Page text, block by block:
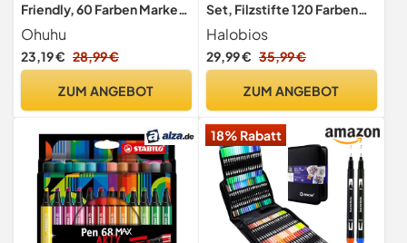
Friendly, 60 Farben Marker
auf Wasserbasis,
Doppelspitzige Filzstifte
Set für Erwachsene,
Skizze Journal, Geruchlos &
Ohuhu
23,19 € 28,99 €
ZUM ANGEBOT
Set, Filzstifte 120 Farben
Pinselstifte Marker Aquarell
Stifte Für Kinder und
Erwachsene, Ausgestattet
Lagerbasis
Halobios
29,99 € 35,99 €
ZUM ANGEBOT
18% Rabatt